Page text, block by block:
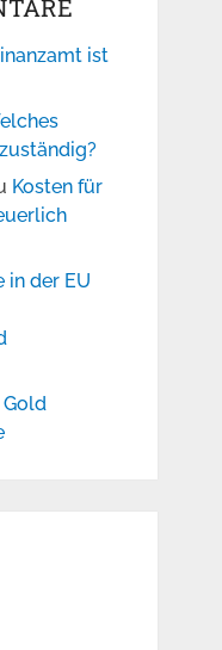
ist
Kosten für
in der EU